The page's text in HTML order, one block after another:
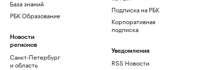
База знаний
РБК Образование
Новости
регионов
Санкт-Петербург
и область
Подписка на РБК
Корпоративная
подписка
Уведомления
RSS Новости